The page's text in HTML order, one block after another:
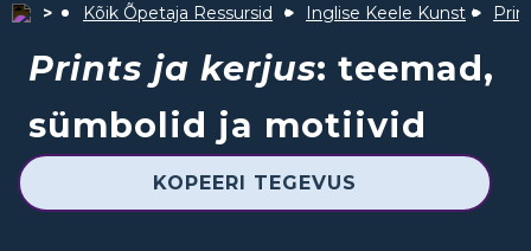
Kõik Õpetaja Ressursid Inglise Keele Kunst
Prints ja kerjus: teemad,
sümbolid ja motiivid
KOPEERI TEGEVUS